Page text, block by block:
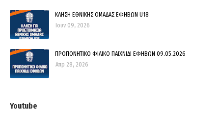
ΚΛΗΣΗ ΕΘΝΙΚΗΣ ΟΜΑΔΑΣ ΕΦΗΒΩΝ U18
Ιουν 09, 2026
ΠΡΟΠΟΝΗΤΙΚΟ ΦΙΛΙΚΟ ΠΑΙΧΝΙΔΙ ΕΦΗΒΩΝ 09.05.2026
Απρ 28, 2026
Youtube